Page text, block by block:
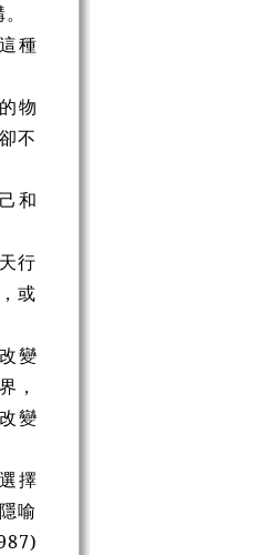
種
物
不
和
行
或
變
，
變
擇
喻